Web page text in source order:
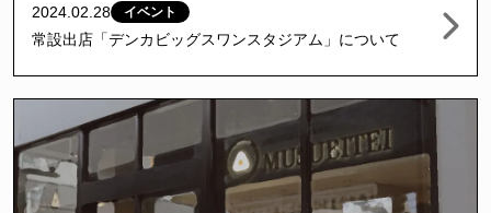
2024.02.28 イベント
常設出店「デンカビッグスワンスタジアム」について